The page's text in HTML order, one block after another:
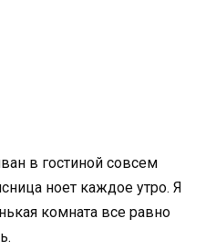
в гостиной совсем
ноет каждое утро. Я
комната все равно